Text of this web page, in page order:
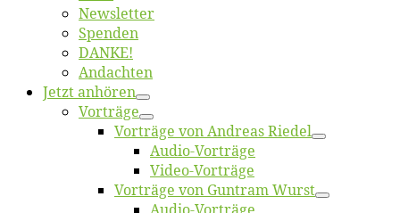
News­let­ter
Spen­den
DANKE!
An­dach­ten
Jetzt an­hö­ren
Vor­trä­ge
Vor­trä­ge von An­dre­as Riedel
Au­dio-Vor­trä­ge
Vi­deo-Vor­trä­ge
Vor­trä­ge von Gun­tram Wurst